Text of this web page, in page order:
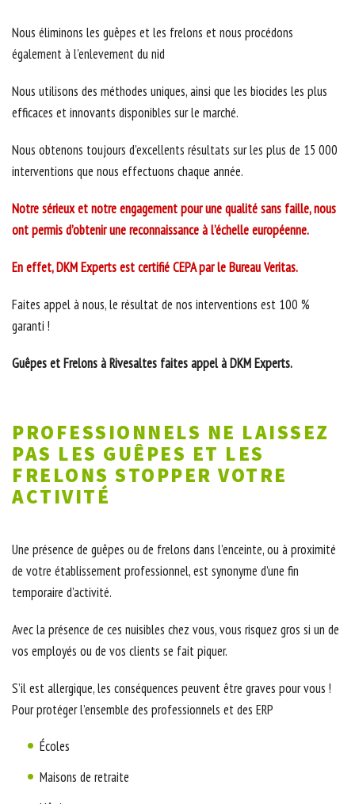
Nous éliminons les guêpes et les frelons et nous procédons
également à l'enlevement du nid
Nous utilisons des méthodes uniques, ainsi que les biocides les plus
efficaces et innovants disponibles sur le marché.
Nous obtenons toujours d’excellents résultats sur les plus de 15 000
interventions que nous effectuons chaque année.
Notre sérieux et notre engagement pour une qualité sans faille, nous
ont permis d’obtenir une reconnaissance à l’échelle européenne.
En effet, DKM Experts est certifié CEPA par le Bureau Veritas.
Faites appel à nous, le résultat de nos interventions est 100 %
garanti !
Guêpes et Frelons à Rivesaltes faites appel à DKM Experts.
PROFESSIONNELS NE LAISSEZ
PAS LES GUÊPES ET LES
FRELONS STOPPER VOTRE
ACTIVITÉ
Une présence de guêpes ou de frelons dans l’enceinte, ou à proximité
de votre établissement professionnel, est synonyme d’une fin
temporaire d’activité.
Avec la présence de ces nuisibles chez vous, vous risquez gros si un de
vos employés ou de vos clients se fait piquer.
S’il est allergique, les conséquences peuvent être graves pour vous !
Pour protéger l’ensemble des professionnels et des ERP
Écoles
Maisons de retraite